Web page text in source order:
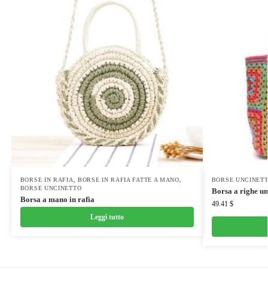
BORSE IN RAFIA BORSE IN RAFIA FATTE A MANO
BORSE UNCINETTO
Borsa a mano in rafia
Leggi tutto
BORSE
Borsa a righe
49.41 $